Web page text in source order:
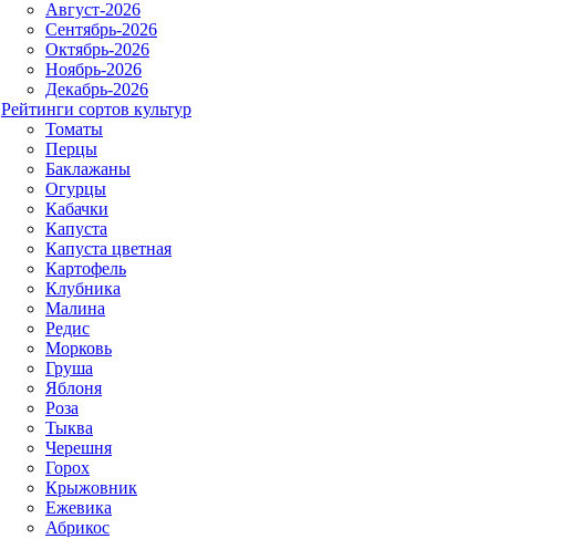
Август-2026
Сентябрь-2026
Октябрь-2026
Ноябрь-2026
Декабрь-2026
Рейтинги сортов культур
Томаты
Перцы
Баклажаны
Огурцы
Кабачки
Капуста
Капуста цветная
Картофель
Клубника
Малина
Редис
Морковь
Груша
Яблоня
Роза
Тыква
Черешня
Горох
Крыжовник
Ежевика
Абрикос